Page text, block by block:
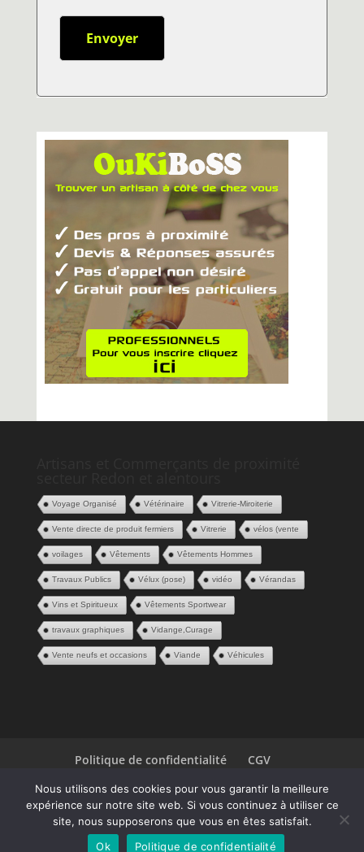
Voyage Organisé Vétérinaire Vitrerie-Miroiterie
Vente directe de produit fermiers Vitrerie vélos (vente
voilages Vêtements Vêtements Hommes
Travaux Publics Vélux (pose) vidéo Vérandas
Vins et Spiritueux Vêtements Sportwear
travaux graphiques Vidange,Curage
Vente neufs et occasions Viande Véhicules
Politique de confidentialité
CGV
| Une créationP2ID© 2020
|Mentions légales
Nous utilisons des cookies pour vous garantir la meilleure
expérience sur notre site web. Si vous continuez à utiliser ce
site, nous supposerons que vous en êtes satisfait.
Ok
Politique de confidentialité